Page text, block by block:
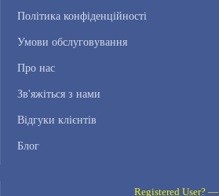
Політика конфіденційності
Умови обслуговування
Про нас
Зв'яжіться з нами
Відгуки клієнтів
Блог
Registered User? —